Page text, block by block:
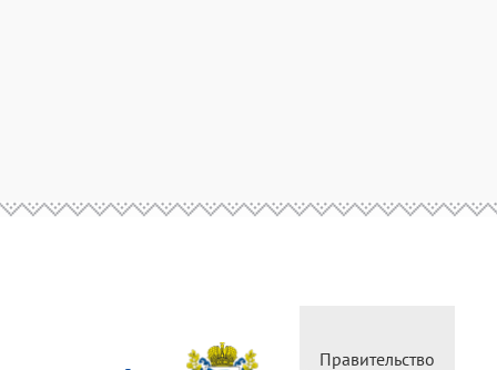
Правительство